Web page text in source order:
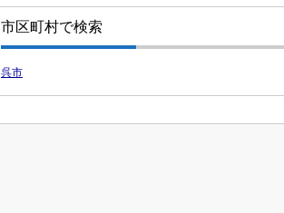
市区町村で検索
呉市